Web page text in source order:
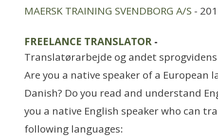
MAERSK TRAINING SVENDBORG A/S -
FREELANCE TRANSLATOR -
Translatørarbejde og andet
Are you a native speaker of a European
Danish? Do you read and understand
you a native English speaker who can
following languages: